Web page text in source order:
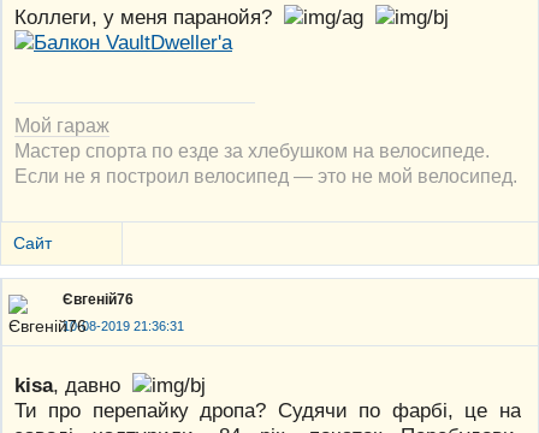
Коллеги, у меня паранойя?
Мой гараж
Мастер спорта по езде за хлебушком на велосипеде.
Если не я построил велосипед — это не мой велосипед.
Сайт
Євгеній76
10-08-2019 21:36:31
kisa, давно
Ти про перепайку дропа? Судячи по фарбі, це на